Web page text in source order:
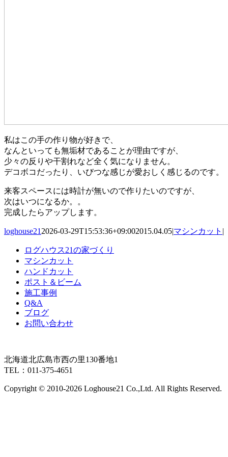
私はこの手の作り物が好きで、
なんといっても無垢材であることが理由ですが、
少々の反りや干割れなど全く気になりません。
デコボコだったり、いびつな感じが愛おしく感じるのです。
来客スペースには時計が無いので作りたいのですが、
次はいつになるか。。
完成したらアップします。
loghouse21 2026-03-29T15:53:36+09:002015.04.05|マシンカット |
ログハウス21の家づくり
マシンカット
ハンドカット
ポスト＆ビーム
施工事例
Q&A
ブログ
お問い合わせ
北海道北広島市西の里130番地1
TEL：011-375-4651
Copyright © 2010-2026 Loghouse21 Co.,Ltd. All Rights Reserved.